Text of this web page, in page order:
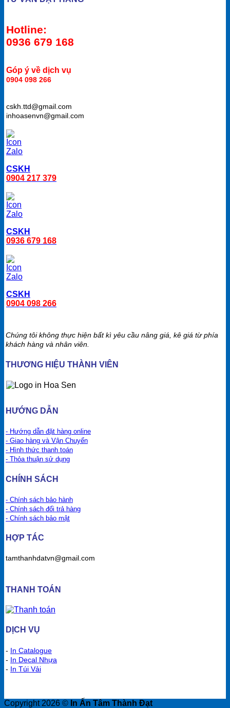
Hotline:
0936 679 168
Góp ý về dịch vụ
0904 098 266
cskh.ttd@gmail.com
inhoasenvn@gmail.com
CSKH
0904 217 379
CSKH
0936 679 168
CSKH
0904 098 266
Chúng tôi không thực hiện bất kì yêu cầu nâng giá, kê giá từ phía
khách hàng và nhân viên.
THƯƠNG HIỆU THÀNH VIÊN
HƯỚNG DẪN
- Hướng dẫn đặt hàng online
- Giao hàng và Vận Chuyển
- Hình thức thanh toán
- Thỏa thuận sử dụng
CHÍNH SÁCH
- Chính sách bảo hành
- Chính sách đổi trả hàng
- Chính sách bảo mật
HỢP TÁC
tamthanhdatvn@gmail.com
THANH TOÁN
DỊCH VỤ
- In Catalogue
- In Decal Nhựa
- In Túi Vải
Copyright 2026 © In Ấn Tâm Thành Đạt